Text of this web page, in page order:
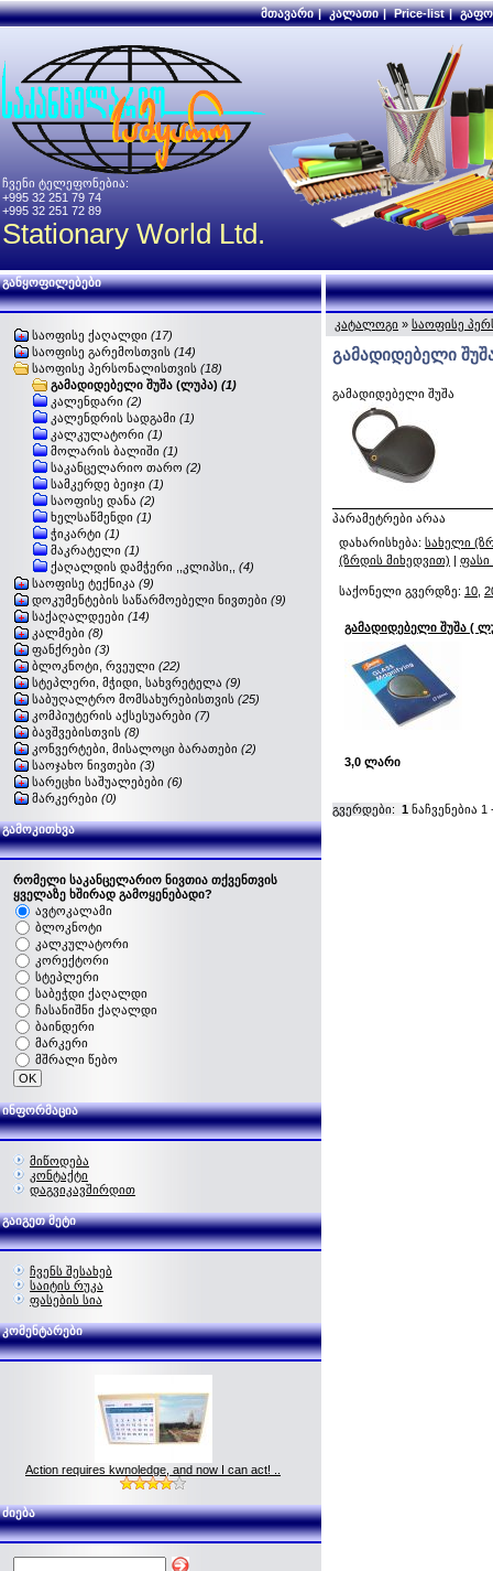
მთავარი | კალათი | Price-list |
ჩვენი ტელეფონებია:
+995 32 251 79 74
+995 32 251 72 89
Stationary World Ltd.
განყოფილებები
საოფისე ქაღალდი (17)
საოფისე გარემოსთვის (14)
საოფისე პერსონალისთვის (18)
გამადიდებელი შუშა (ლუპა) (1)
კალენდარი (2)
კალენდრის სადგამი (1)
კალკულატორი (1)
მოლარის ბალიში (1)
საკანცელარიო თარო (2)
სამკერდე ბეიჯი (1)
საოფისე დანა (2)
ხელსაწმენდი (1)
ჭიკარტი (1)
მაკრატელი (1)
ქაღალდის დამჭერი ,,კლიპსი,, (4)
საოფისე ტექნიკა (9)
დოკუმენტების საწარმოებელი ნივთები (9)
საქაღალდეები (14)
კალმები (8)
ფანქრები (3)
ბლოკნოტი, რვეული (22)
სტეპლერი, მჭიდი, სახვრეტელა (9)
საბუღალტრო მომსახურებისთვის (25)
კომპიუტერის აქსესუარები (7)
ბავშვებისთვის (8)
კონვერტები, მისალოცი ბარათები (2)
საოჯახო ნივთები (3)
სარეცხი საშუალებები (6)
მარკერები (0)
გამოკითხვა
რომელი საკანცელარიო ნივთია თქვენთვის
ყველაზე ხშირად გამოყენებადი?
ავტოკალამი
ბლოკნოტი
კალკულატორი
კორექტორი
სტეპლერი
საბეჭდი ქაღალდი
ჩასანიშნი ქაღალდი
ბაინდერი
მარკერი
მშრალი წებო
ინფორმაცია
მიწოდება
კონტაქტი
დაგვიკავშირდით
გაიგეთ მეტი
ჩვენს შესახებ
საიტის რუკა
ფასების სია
კომენტარები
Action requires kwnoledge, and now I can act! ..
ძიება
კატალოგი » საოფისე
გამადიდებელი
გამადიდებელი შუშა
პარამეტრები არაა
დახარისხება: სახელი
(ზრდის მიხედვით) | ფასი
საქონელი გვერდზე: 10
გამადიდებელი შუშა (
3,0 ლარი
გვერდები: 1 ნაჩვენებია 1